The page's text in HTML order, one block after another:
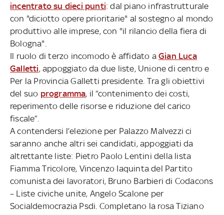
incentrato su dieci punti: dal piano infrastrutturale
con "diciotto opere prioritarie" al sostegno al mondo
produttivo alle imprese, con "il rilancio della fiera di
Bologna".
Il ruolo di terzo incomodo è affidato a Gian Luca
Galletti, appoggiato da due liste, Unione di centro e
Per la Provincia Galletti presidente. Tra gli obiettivi
del suo programma, il “contenimento dei costi,
reperimento delle risorse e riduzione del carico
fiscale”.
A contendersi l’elezione per Palazzo Malvezzi ci
saranno anche altri sei candidati, appoggiati da
altrettante liste: Pietro Paolo Lentini della lista
Fiamma Tricolore, Vincenzo Iaquinta del Partito
comunista dei lavoratori, Bruno Barbieri di Codacons
– Liste civiche unite, Angelo Scalone per
Socialdemocrazia Psdi. Completano la rosa Tiziano